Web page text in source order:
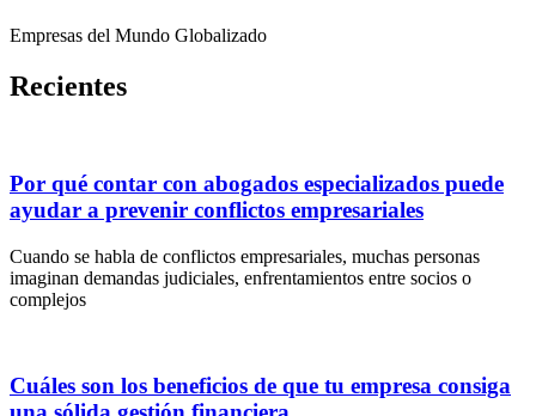
Empresas del Mundo Globalizado
Recientes
Por qué contar con abogados especializados puede
ayudar a prevenir conflictos empresariales
Cuando se habla de conflictos empresariales, muchas personas
imaginan demandas judiciales, enfrentamientos entre socios o
complejos
Cuáles son los beneficios de que tu empresa consiga